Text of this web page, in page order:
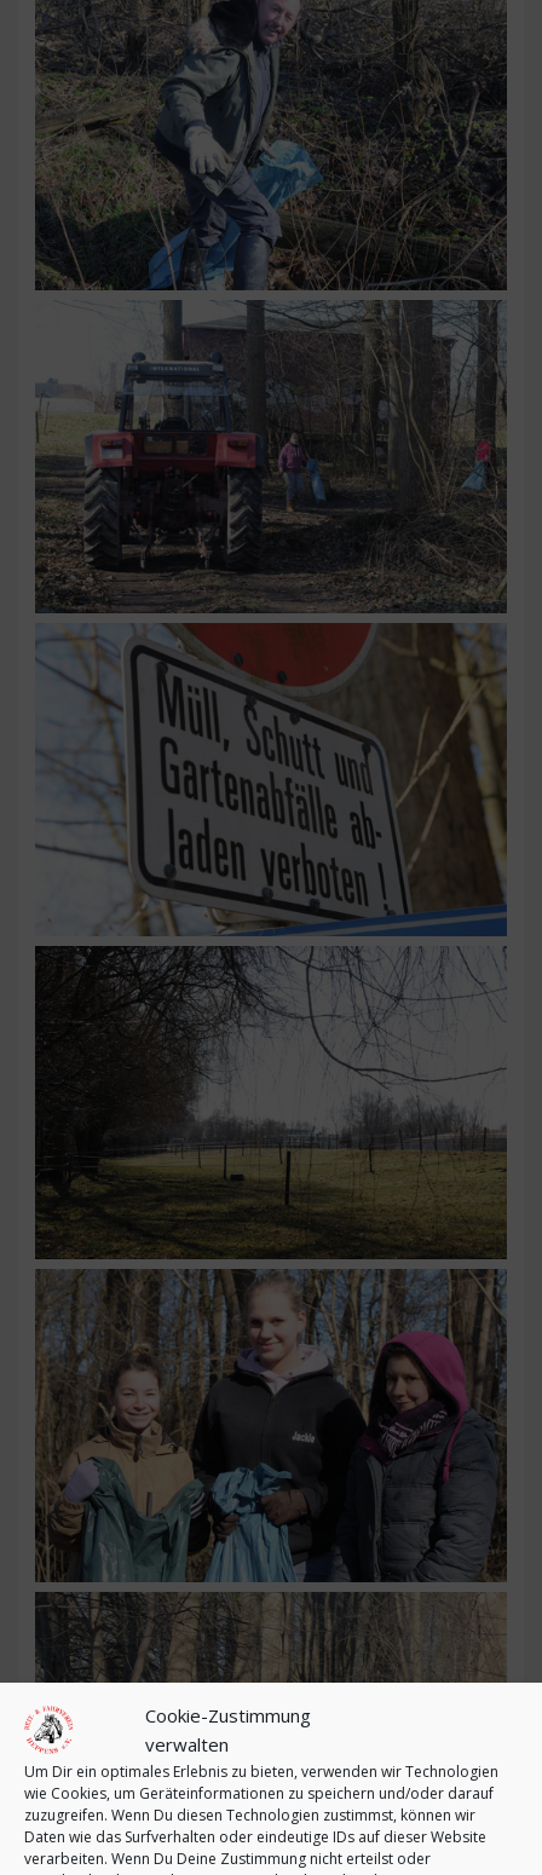
Cookie-Zustimmung
verwalten
Um Dir ein optimales Erlebnis zu bieten, verwenden wir Technologien
wie Cookies, um Geräteinformationen zu speichern und/oder darauf
zuzugreifen. Wenn Du diesen Technologien zustimmst, können wir
Daten wie das Surfverhalten oder eindeutige IDs auf dieser Website
verarbeiten. Wenn Du Deine Zustimmung nicht erteilst oder